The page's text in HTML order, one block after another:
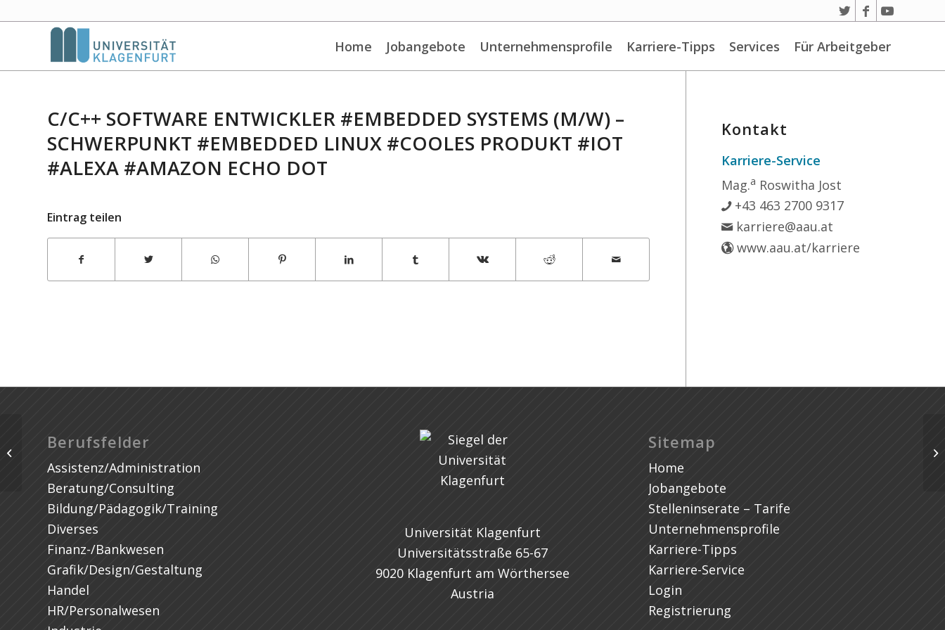
Home Jobangebote Unternehmensprofile Karriere-Tipps Services Für Arbeitgeber
C/C++ SOFTWARE ENTWICKLER #EMBEDDED SYSTEMS (M/W) –
SCHWERPUNKT #EMBEDDED LINUX #COOLES PRODUKT #IOT
#ALEXA #AMAZON ECHO DOT
Eintrag teilen
Kontakt
Karriere-Service
Mag.a Roswitha Jost
+43 463 2700 9317
karriere@aau.at
www.aau.at/karriere
Berufsfelder
Assistenz/Administration
Beratung/Consulting
Bildung/Pädagogik/Training
Diverses
Finanz-/Bankwesen
Grafik/Design/Gestaltung
Handel
HR/Personalwesen
Universität Klagenfurt
Universitätsstraße 65-67
9020 Klagenfurt am Wörthersee
Austria
Sitemap
Home
Jobangebote
Stelleninserate – Tarife
Unternehmensprofile
Karriere-Tipps
Karriere-Service
Login
Registrierung